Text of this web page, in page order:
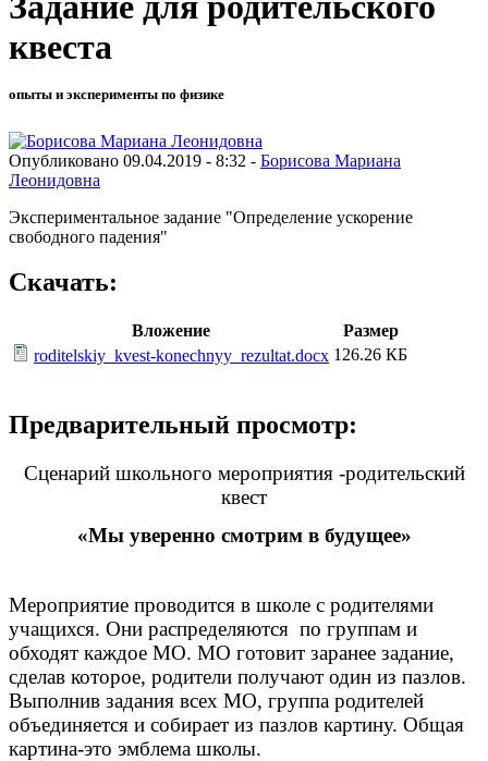
квеста
опыты и эксперименты по физике
Опубликовано 09.04.2019 - 8:32 - Борисова Мариана
Леонидовна
Экспериментальное задание "Определение ускорение
свободного падения"
Скачать:
Вложение
Размер
roditelskiy_kvest-konechnyy_rezultat.docx 126.26 КБ
Предварительный просмотр:
Сценарий школьного мероприятия -родительский
квест
«Мы уверенно смотрим в будущее»
Мероприятие проводится в школе с родителями
учащихся. Они распределяются по группам и
обходят каждое МО. МО готовит заранее задание,
сделав которое, родители получают один из пазлов.
Выполнив задания всех МО, группа родителей
объединяется и собирает из пазлов картину. Общая
картина-это эмблема школы.